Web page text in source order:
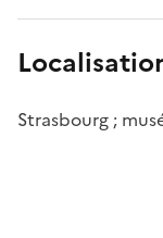
Strasbourg ;